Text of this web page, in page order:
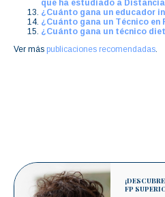
que ha estudiado a
¿Cuánto gana un educador
¿Cuánto gana un Técnico en
¿Cuánto gana un técnico
Ver más publicaciones recomendadas.
FP